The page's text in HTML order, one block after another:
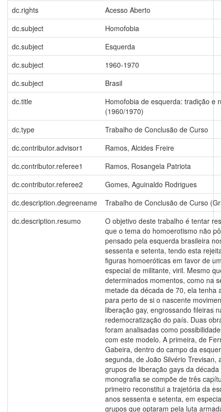
dc.rights
Acesso Aberto
dc.subject
Homofobia
dc.subject
Esquerda
dc.subject
1960-1970
dc.subject
Brasil
dc.title
Homofobia de esquerda: tradição e
(1960/1970)
dc.type
Trabalho de Conclusão de Curso
dc.contributor.advisor1
Ramos, Alcides Freire
dc.contributor.referee1
Ramos, Rosangela Patriota
dc.contributor.referee2
Gomes, Aguinaldo Rodrigues
dc.description.degreename
Trabalho de Conclusão de Curso
dc.description.resumo
O objetivo deste trabalho é tentar
que o tema do homoerotismo não
pensado pela esquerda brasileira
sessenta e setenta, tendo esta
figuras homoeróticas em favor de
especial de militante, viril. Mesmo
determinados momentos, como na
metade da década de 70, ela tenha
para perto de si o nascente
liberação gay, engrossando fileiras
redemocratização do país. Duas
foram analisadas como
com este modelo. A primeira, de
Gabeira, dentro do campo da
segunda, de João Silvério Trevisan,
grupos de liberação gays da
monografia se compõe de três
primeiro reconstitui a trajetória da
anos sessenta e setenta, em
grupos que optaram pela luta